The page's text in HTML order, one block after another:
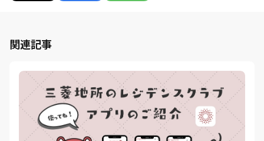
関連記事